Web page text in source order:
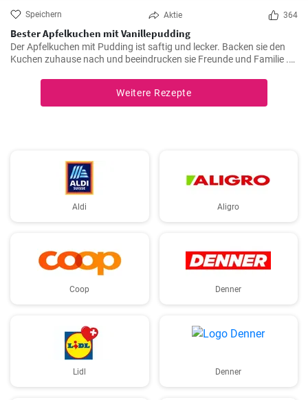
Speichern Aktie 364
Bester Apfelkuchen mit Vanillepudding
Der Apfelkuchen mit Pudding ist saftig und lecker. Backen sie den
Kuchen zuhause nach und beeindrucken sie Freunde und Familie .
Weitere Rezepte
Aldi Aligro
Coop Denner
Lidl Denner